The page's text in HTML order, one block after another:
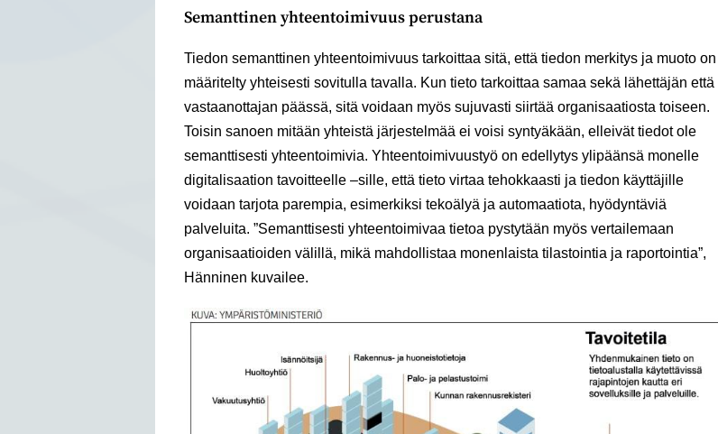
Semanttinen yhteentoimivuus perustana
Tiedon semanttinen yhteentoimivuus tarkoittaa sitä, että tiedon merkitys ja muoto on
määritelty yhteisesti sovitulla tavalla. Kun tieto tarkoittaa samaa sekä lähettäjän että
vastaanottajan päässä, sitä voidaan myös sujuvasti siirtää organisaatiosta toiseen.
Toisin sanoen mitään yhteistä järjestelmää ei voisi syntyäkään, elleivät tiedot ole
semanttisesti yhteentoimivia. Yhteentoimivuustyö on edellytys ylipäänsä monelle
digitalisaation tavoitteelle –sille, että tieto virtaa tehokkaasti ja tiedon käyttäjille
voidaan tarjota parempia, esimerkiksi tekoälyä ja automaatiota, hyödyntäviä
palveluita. ”Semanttisesti yhteentoimivaa tietoa pystytään myös vertailemaan
organisaatioiden välillä, mikä mahdollistaa monenlaista tilastointia ja raportointia”,
Hänninen kuvailee.